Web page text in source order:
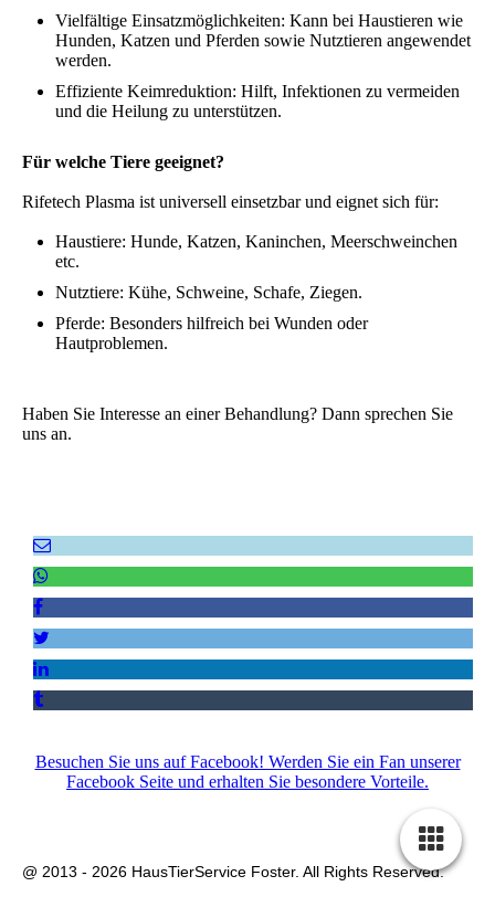
Vielfältige Einsatzmöglichkeiten: Kann bei Haustieren wie
Hunden, Katzen und Pferden sowie Nutztieren angewendet
werden.
Effiziente Keimreduktion: Hilft, Infektionen zu vermeiden
und die Heilung zu unterstützen.
Für welche Tiere geeignet?
Rifetech Plasma ist universell einsetzbar und eignet sich für:
Haustiere: Hunde, Katzen, Kaninchen, Meerschweinchen
etc.
Nutztiere: Kühe, Schweine, Schafe, Ziegen.
Pferde: Besonders hilfreich bei Wunden oder
Hautproblemen.
Haben Sie Interesse an einer Behandlung? Dann sprechen Sie
uns an.
Besuchen Sie uns auf Facebook! Werden Sie ein Fan unserer
Facebook Seite und erhalten Sie besondere Vorteile.
@ 2013 - 2026 HausTierService Foster. All Rights Reserved.